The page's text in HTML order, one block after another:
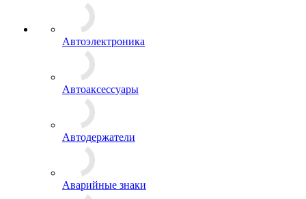
Автоэлектроника
Автоаксессуары
Автодержатели
Аварийные знаки